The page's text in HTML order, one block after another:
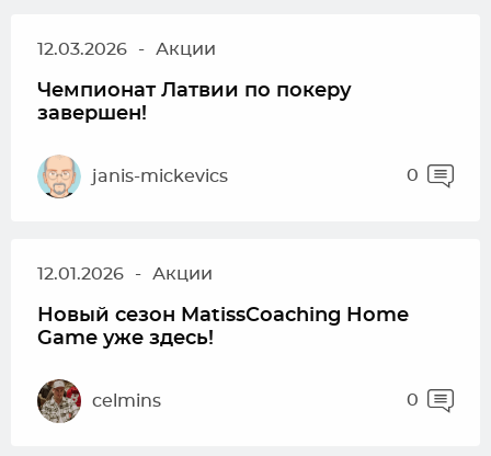
12.03.2026 - Акции
Чемпионат Латвии по покеру
завершен!
janis-mickevics 0
12.01.2026 - Акции
Новый сезон MatissCoaching Home
Game уже здесь!
celmins 0